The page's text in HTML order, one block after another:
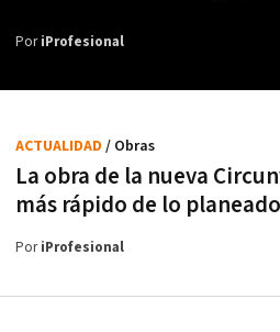
PoriProfesional
La obra de la nueva
más rápido de lo planeado
ACTUALIDAD / Obras
PoriProfesional